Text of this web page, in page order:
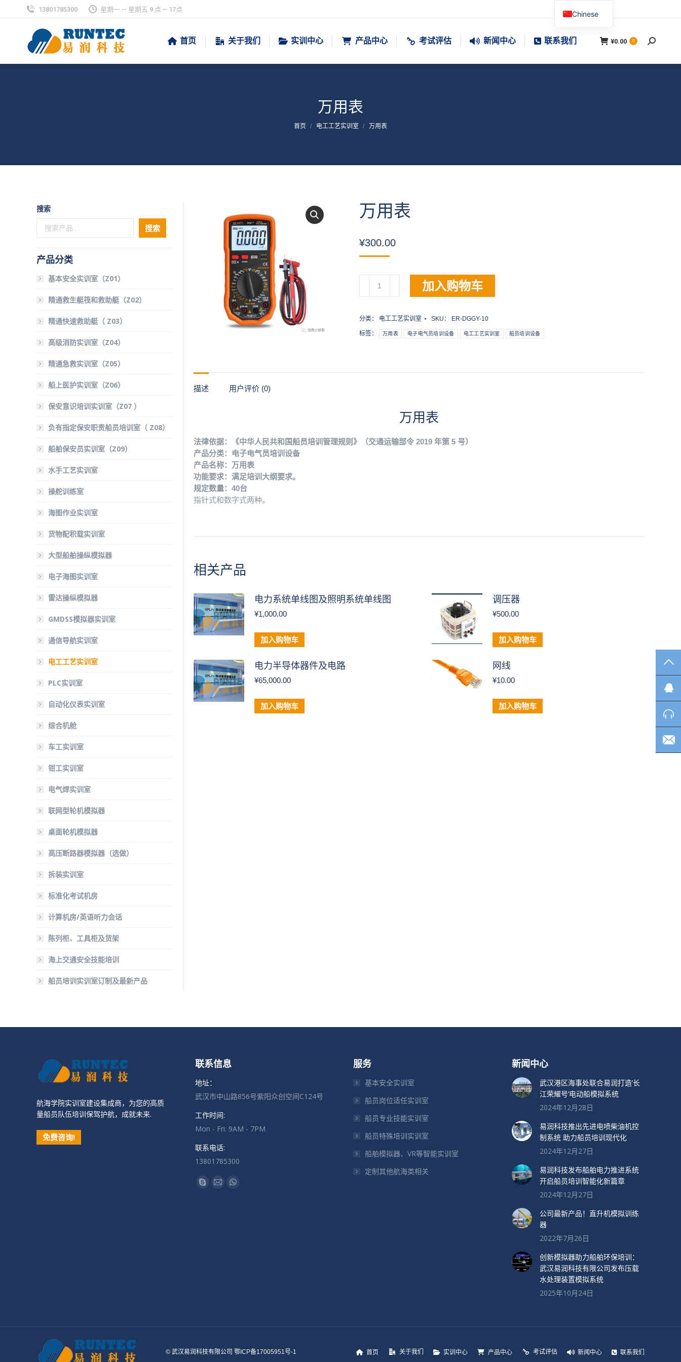
13801785300 星期一 -- 星期五 9 点 – 17点
首页 关于我们 实训中心 产品中心 考试评估 新闻中心 联系我们 ¥0.00 0
搜
万用表
您在这里：
首页 电工工艺实训室 万用表
万用表
¥300.00
数
加入购物车
分类： 电工工艺实训室 SKU： ER-DGGY-10
标签： 万用表 电子电气员培训设备 电工工艺实训室 船员培训设备
描述 用户评价 (0)
万用表
法律依据：《中华人民共和国船员培训管理规则》（交通运输部令 2019 年第 5 号）
产品分类：电子电气员培训设备
产品名称：万用表
功能要求：满足培训大纲要求。
规定数量：40台
指针式和数字式两种。
相关产品
电力系统单线图及照明系统单线图
¥1,000.00
加入购物车
调压器
¥500.00
加入购物车
电力半导体器件及电路
¥65,000.00
加入购物车
网线
¥10.00
加入购物车
搜索
搜索
产品分类
基本安全实训室（Z01）
精通救生艇筏和救助艇（Z02）
精通快速救助艇（ Z03）
高级消防实训室（Z04）
精通急救实训室（Z05）
船上医护实训室（Z06）
保安意识培训实训室（Z07 ）
负有指定保安职责船员培训室（ Z08）
船舶保安员实训室（Z09）
水手工艺实训室
操舵训练室
海图作业实训室
货物配积载实训室
大型船舶操纵模拟器
电子海图实训室
雷达操纵模拟器
GMDSS模拟器实训室
通信导航实训室
电工工艺实训室
PLC实训室
自动化仪表实训室
综合机舱
车工实训室
钳工实训室
电气焊实训室
联网型轮机模拟器
桌面轮机模拟器
高压断路器模拟器（选做）
拆装实训室
标准化考试机房
计算机房/英语听力会话
陈列柜、工具柜及货架
海上交通安全技能培训
船员培训实训室订制及最新产品
航海学院实训室建设集成商，为您的高质
量船员队伍培训保驾护航，成就未来.
免费咨询!
联系信息
地址：
武汉市中山路856号紫阳众创空间C124号
工作时间:
Mon - Fri: 9AM - 7PM
联系电话:
13801785300
找到我们：
SkypeMailWhatsapp
服务
基本安全实训室
船员岗位适任实训室
船员专业技能实训室
船员特殊培训实训室
船舶模拟器、VR等智能实训室
定制其他航海类相关
新闻中心
武汉港区海事处联合易润打造’长
江荣耀号’电动船模拟系统
2024年12月28日
易润科技推出先进电喷柴油机控
制系统 助力船员培训现代化
2024年12月27日
易润科技发布船舶电力推进系统
开启船员培训智能化新篇章
2024年12月27日
公司最新产品！直升机模拟训练
器
2022年7月26日
创新模拟器助力船舶环保培训：
武汉易润科技有限公司发布压载
水处理装置模拟系统
2025年10月24日
© 武汉易润科技有限公司 鄂ICP备17005951号-1 首页 关于我们 实训中心 产品中心 考试评估 新闻中心 联系我们
Chinese